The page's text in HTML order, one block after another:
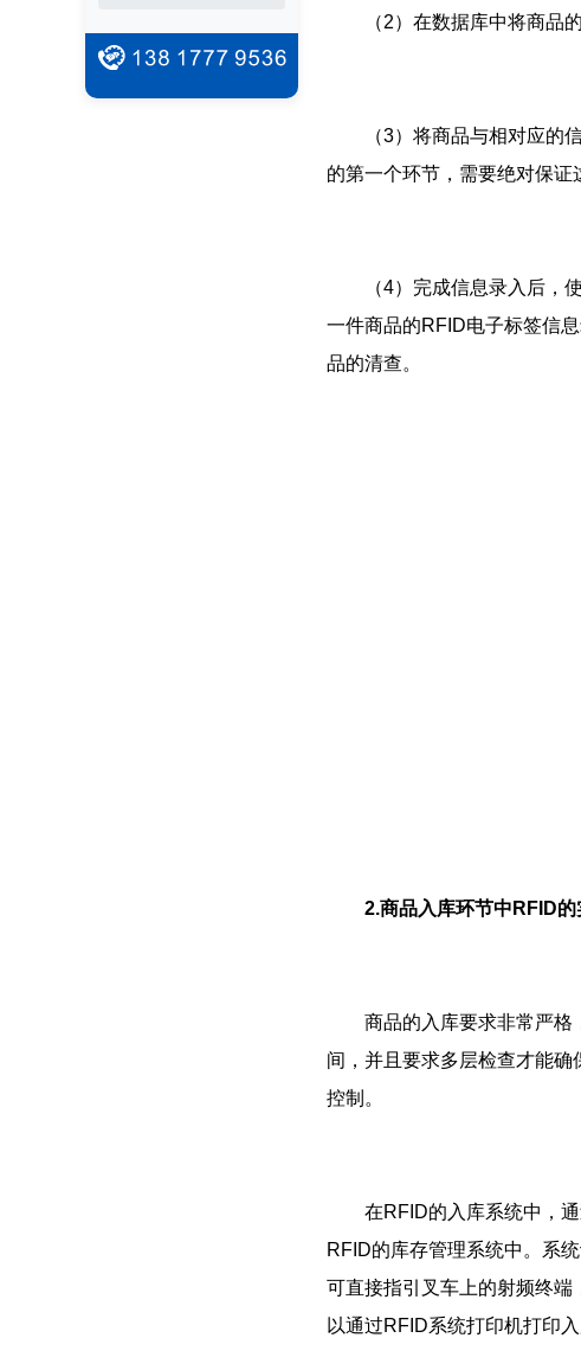
（2）在数据库中将商品的
（3）将商品与相对应的信
的第一个环节，需要绝对保证
（4）完成信息录入后，使
一件商品的RFID电子标签信
品的清查。
2.商品入库环节中RFID的
商品的入库要求非常严格，
间，并且要求多层检查才能
控制。
在RFID的入库系统中，通
RFID的库存管理系统中。系
可直接指引叉车上的射频终
以通过RFID系统打印机打印